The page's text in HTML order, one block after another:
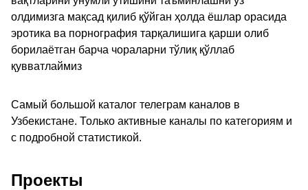
олдимизга мақсад қилиб қўйган ҳолда ёшлар орасида
эротика ва порнография тарқалишига қарши олиб
борилаётган барча чораларни тўлиқ қўллаб
қувватлаймиз
Самый большой каталог телеграм каналов в
Узбекистане. Только активные каналы по категориям и
с подробной статистикой.
Проекты